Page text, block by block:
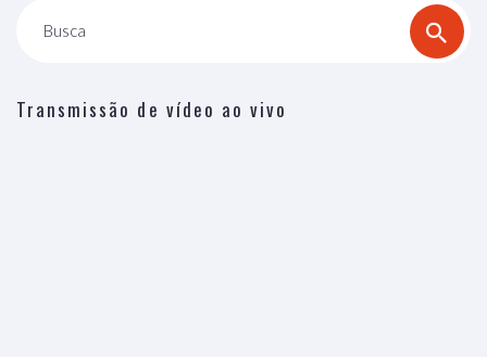
Busca
Transmissão de vídeo ao vivo